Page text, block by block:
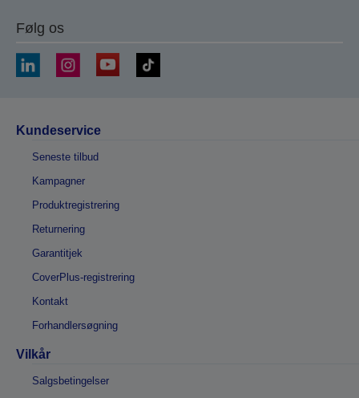
Følg os
Kundeservice
Seneste tilbud
Kampagner
Produktregistrering
Returnering
Garantitjek
CoverPlus-registrering
Kontakt
Forhandlersøgning
Vilkår
Salgsbetingelser